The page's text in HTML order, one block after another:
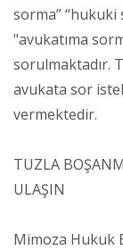
sorma” “hukuki
"avukatıma
sorulmaktadır.
avukata sor
vermektedir.
TUZLA
ULAŞIN
Mimoza Hukuk